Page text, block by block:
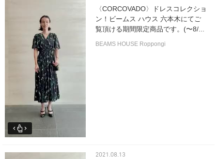
〈CORCOVADO〉ドレスコレクショ
ン！ビームス ハウス 六本木にてご
覧頂ける期間限定商品です。(〜8/...
BEAMS HOUSE Roppongi
2021.08.13